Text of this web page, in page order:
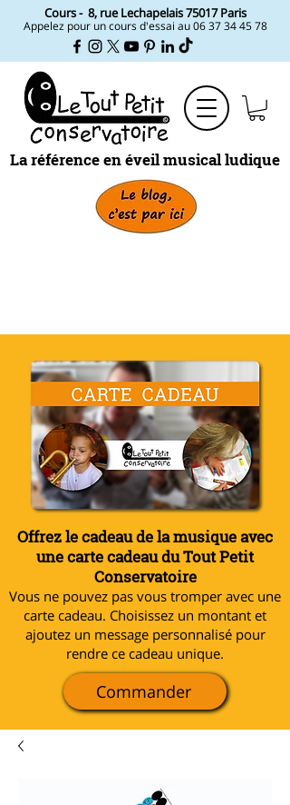
Cours - 8, rue Lechapelais ​75017 Paris
Appelez pour un cours d'essai au06 37 34 45 78
La référence en éveil musical ludique
Offrez le cadeau de la musique avec
une carte cadeau du Tout Petit
Conservatoire
Vous ne pouvez pas vous tromper avec une
carte cadeau. Choisissez un montant et
ajoutez un message personnalisé pour
rendre ce cadeau unique.
Commander